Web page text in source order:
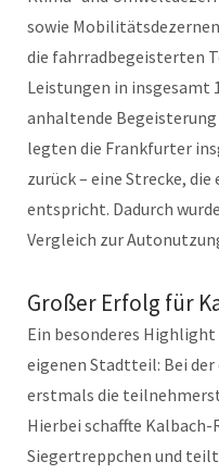
sowie
die fahrradbegeisterten
Leistungen in insgesamt
anhaltende Begeisterung
legten die Frankfurter
zurück – eine Strecke,
entspricht. Dadurch
Vergleich zur
Großer Erfolg für
Ein besonderes
eigenen Stadtteil: Bei
erstmals die
Hierbei schaffte Kalbach-
Siegertreppchen und